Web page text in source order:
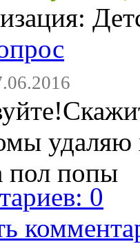
удаляю
пол попы
0